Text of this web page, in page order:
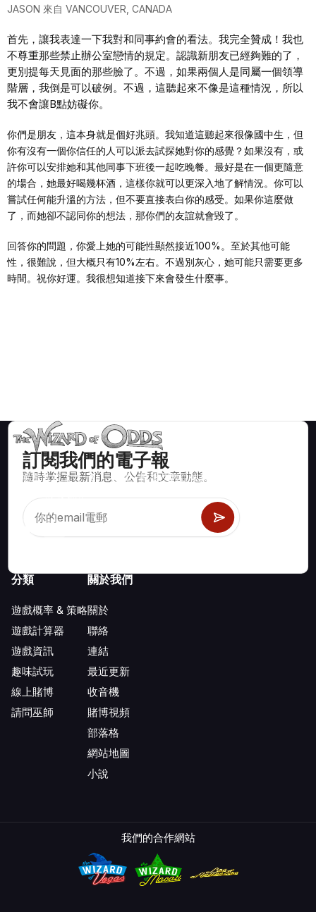
JASON 來自 VANCOUVER, CANADA
首先，讓我表達一下我對和同事約會的看法。我完全贊成！我也
不尊重那些禁止辦公室戀情的規定。認識新朋友已經夠難的了，
更別提每天見面的那些臉了。不過，如果兩個人是同屬一個領導
階層，我倒是可以破例。不過，這聽起來不像是這種情況，所以
我不會讓B點妨礙你。
你們是朋友，這本身就是個好兆頭。我知道這聽起來很像國中生，但
你有沒有一個你信任的人可以派去試探她對你的感覺？如果沒有，或
許你可以安排她和其他同事下班後一起吃晚餐。最好是在一個更隨意
的場合，她最好喝幾杯酒，這樣你就可以更深入地了解情況。你可以
嘗試任何能升溫的方法，但不要直接表白你的感受。如果你這麼做
了，而她卻不認同你的想法，那你們的友誼就會毀了。
回答你的問題，你愛上她的可能性顯然接近100%。至於其他可能
性，很難說，但大概只有10%左右。不過別灰心，她可能只需要更多
時間。祝你好運。我很想知道接下來會發生什麼事。
訂閱我們的電子報
隨時掌握最新消息、公告和文章動態。
賭場遊戲如二十一點、骰寶、輪盤及數百種其他可玩遊戲的數學
分類
遊戲概率 & 策略
遊戲計算器
遊戲資訊
趣味試玩
線上賭博
請問巫師
關於我們
關於
聯絡
連結
最近更新
收音機
賭博視頻
部落格
網站地圖
小說
我們的合作網站